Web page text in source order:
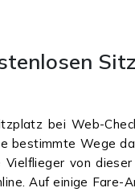
bei Web-
bestimmte Wege
Vielflieger von
Auf einige Fare-